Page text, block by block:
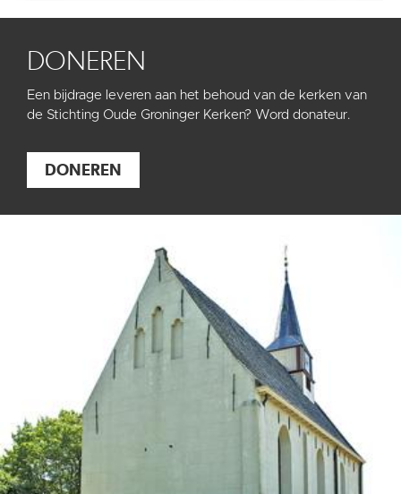
DONEREN
Een bijdrage leveren aan het behoud van de kerken van
de Stichting Oude Groninger Kerken? Word donateur.
DONEREN